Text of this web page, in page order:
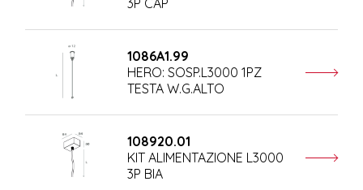
3P CAP
1086A1.99
HERO: SOSP.L3000 1PZ
TESTA W.G.ALTO
108920.01
KIT ALIMENTAZIONE L3000
3P BIA